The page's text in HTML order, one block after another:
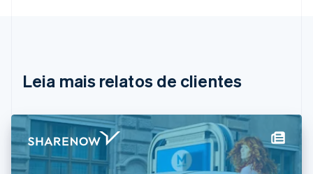
Leia mais relatos de clientes
Bulgária
EnglishFrançais
China continental
简体中文 English
Chipre